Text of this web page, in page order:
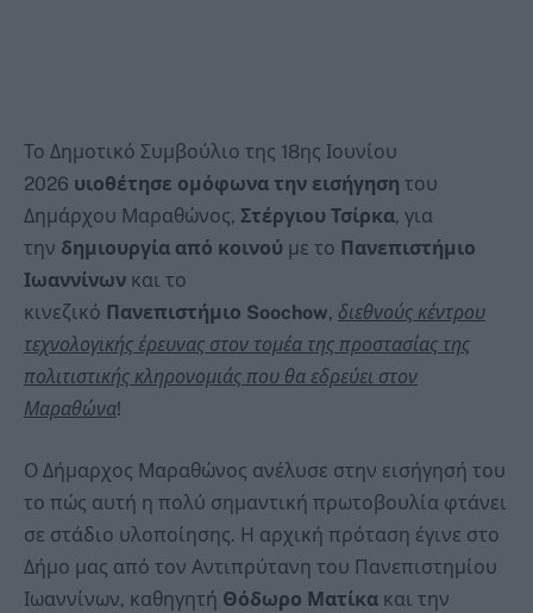
Το Δημοτικό Συμβούλιο της 18ης Ιουνίου
2026 υιοθέτησε ομόφωνα την εισήγηση του
Δημάρχου Μαραθώνος, Στέργιου Τσίρκα, για
την δημιουργία από κοινού με το Πανεπιστήμιο
Ιωαννίνων και το
κινεζικό Πανεπιστήμιο Soochow, διεθνούς κέντρου
τεχνολογικής έρευνας στον τομέα της προστασίας της
πολιτιστικής κληρονομιάς που θα εδρεύει στον
Μαραθώνα!
Ο Δήμαρχος Μαραθώνος ανέλυσε στην εισήγησή του
το πώς αυτή η πολύ σημαντική πρωτοβουλία φτάνει
σε στάδιο υλοποίησης. Η αρχική πρόταση έγινε στο
Δήμο μας από τον Αντιπρύτανη του Πανεπιστημίου
Ιωαννίνων, καθηγητή Θόδωρο Ματίκα και την